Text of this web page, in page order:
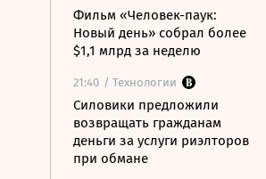
Фильм «Человек-паук:
Новый день» собрал более
$1,1 млрд за неделю
21:40 / Технологии
Силовики предложили
возвращать гражданам
деньги за услуги риэлторов
при обмане